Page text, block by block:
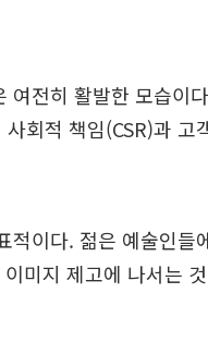
여전히 활발한 모습이
회적 책임(CSR)과 고
적이다. 젊은 예술인들
미지 제고에 나서는